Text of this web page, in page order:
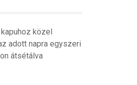
közel
adott napra egyszeri
átsétálva